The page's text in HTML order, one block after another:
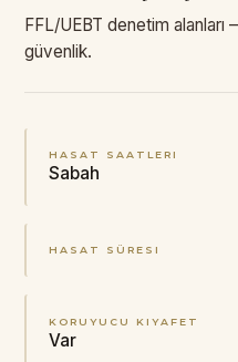
FFL/UEBT denetim
güvenlik.
HASAT SAATLERI
Sabah
HASAT SÜRESI
KORUYUCU KIYAFET
Var